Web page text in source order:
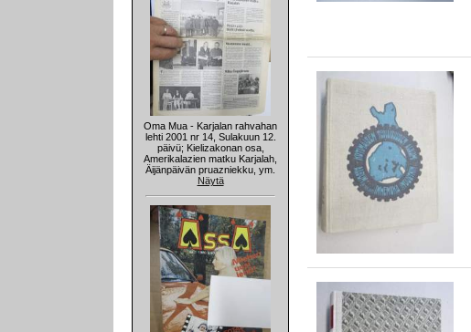
Oma Mua - Karjalan rahvahan
lehti 2001 nr 14, Sulakuun 12.
päivü; Kielizakonan osa,
Amerikalazien matku Karjalah,
Äijänpäivän pruazniekku, ym.
Näytä